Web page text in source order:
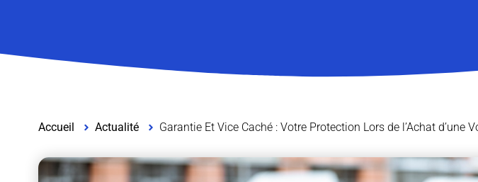
Accueil Actualité Garantie Et Vice Caché : Votre Protection Lors de l’Achat d’une